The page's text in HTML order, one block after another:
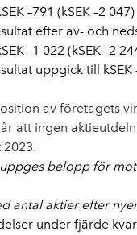
–791 (kSEK –2 047)
efter av- och
–1 022 (kSEK –2
uppgick till kSEK
av företagets
att ingen
2023.
belopp för
antal aktier efter
under fjärde